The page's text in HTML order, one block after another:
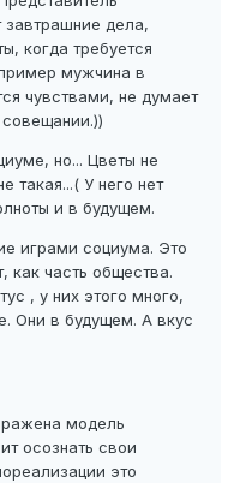
дела,
когда требуется
мужчина в
чувствами, не думает
но... Цветы не
такая...( У него нет
и в будущем.
играми социума. Это
как часть общества.
, у них этого много,
Они в будущем. А вкус
модель
осознать свои
это